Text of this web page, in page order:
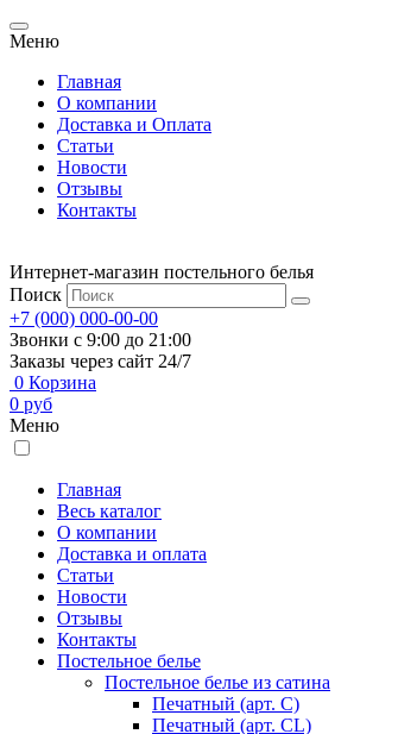
Меню
Главная
О компании
Доставка и Оплата
Статьи
Новости
Отзывы
Контакты
Интернет-магазин постельного белья
Поиск
+7 (000) 000-00-00
Звонки с 9:00 до 21:00
Заказы через сайт 24/7
0 Корзина
0 руб
Меню
Главная
Весь каталог
О компании
Доставка и оплата
Статьи
Новости
Отзывы
Контакты
Постельное белье
Постельное белье из сатина
Печатный (арт. С)
Печатный (арт. СL)